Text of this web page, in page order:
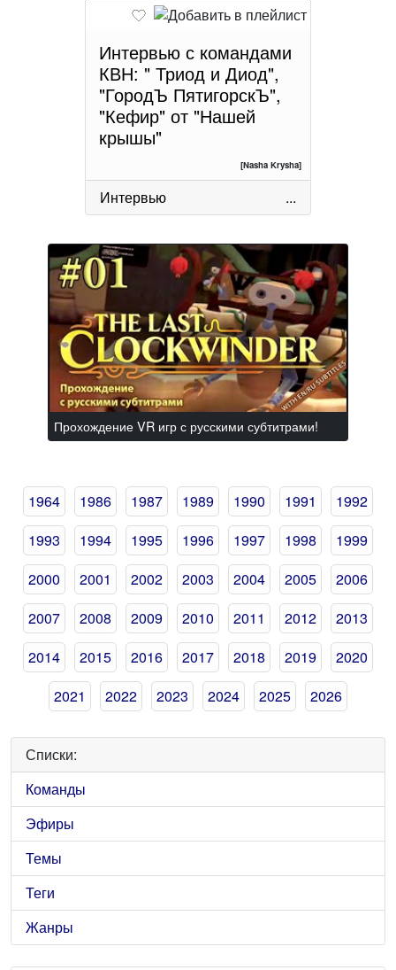
Интервью с командами
КВН: " Триод и Диод",
"ГородЪ ПятигорскЪ",
"Кефир" от "Нашей
крышы"
[Nasha Krysha]
Интервью ...
Прохождение VR игр с русскими субтитрами!
1964 1986 1987 1989 1990 1991
1992
1993
1994 1995 1996 1997 1998
1999
2000
2001 2002 2003 2004 2005
2006
2007
2008 2009 2010 2011 2012
2013
2014
2015 2016 2017 2018 2019
2020
2021
2022 2023 2024 2025 2026
Списки:
Команды
Эфиры
Темы
Теги
Жанры